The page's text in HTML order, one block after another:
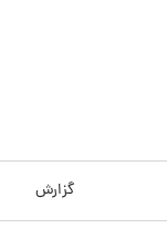
گزارش